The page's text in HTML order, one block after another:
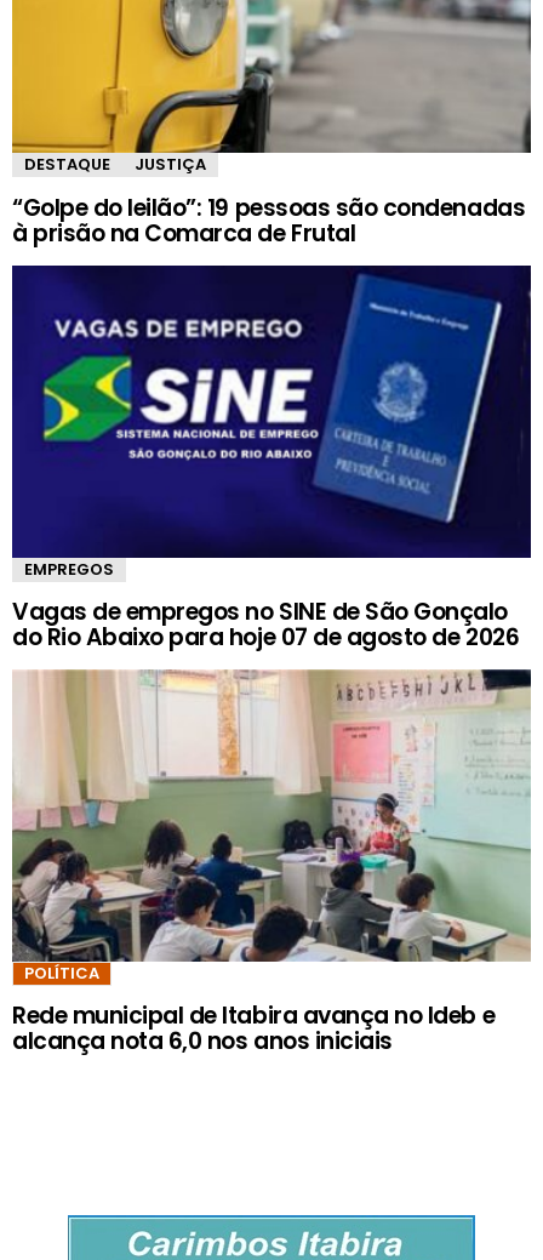
DESTAQUE JUSTIÇA
“Golpe do leilão”: 19 pessoas são condenadas
à prisão na Comarca de Frutal
EMPREGOS
Vagas de empregos no SINE de São Gonçalo
do Rio Abaixo para hoje 07 de agosto de 2026
POLÍTICA
Rede municipal de Itabira avança no Ideb e
alcança nota 6,0 nos anos iniciais